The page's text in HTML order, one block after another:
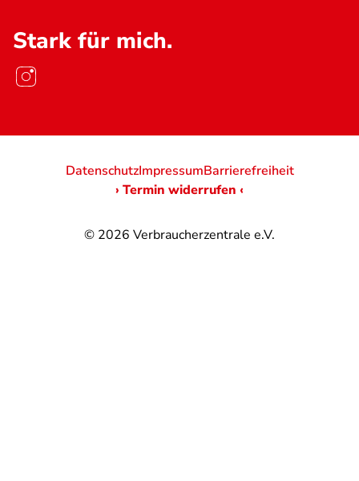
Stark für mich.
© 2026 Verbraucherzentrale e.V.
DatenschutzImpressumBarrierefreiheit
› Termin widerrufen ‹